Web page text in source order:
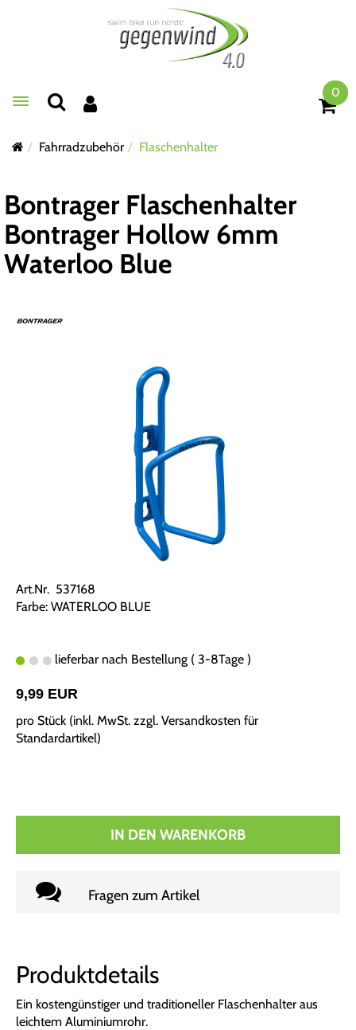
Toggle navigation
0
Fahrradzubehör Flaschenhalter
Bontrager Flaschenhalter
Bontrager Hollow 6mm
Waterloo Blue
Art.Nr. 537168
Farbe: WATERLOO BLUE
lieferbar nach Bestellung ( 3-8Tage )
9,99 EUR
pro Stück (inkl. MwSt. zzgl. Versandkosten für
Standardartikel)
IN DEN WARENKORB
Fragen zum Artikel
Produktdetails
Ein kostengünstiger und traditioneller Flaschenhalter aus
leichtem Aluminiumrohr.